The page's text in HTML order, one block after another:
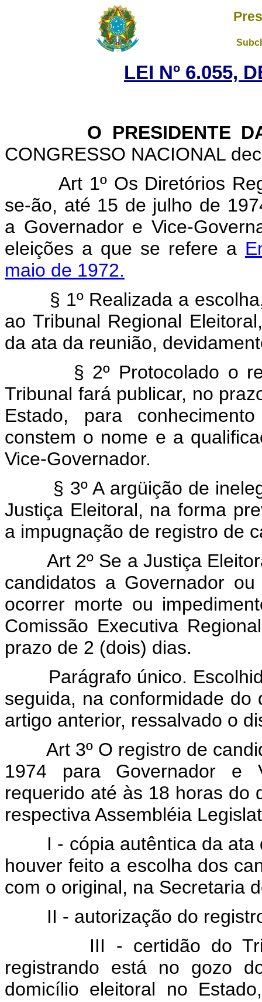
LEI Nº 6.055,
O PRESIDENTE DA
CONGRESSO NACIONAL
Art 1º Os Diretórios
se-ão, até 15 de julho de
a Governador e Vice-
eleições a que se refere a
maio de 1972.
§ 1º Realizada a escolha,
ao Tribunal Regional
da ata da reunião,
§ 2º Protocolado o
Tribunal fará publicar, no
Estado, para
constem o nome e a
Vice-Governador.
§ 3º A argüição de
Justiça Eleitoral, na forma
a impugnação de registro de
Art 2º Se a Justiça
candidatos a Governador
ocorrer morte ou
Comissão Executiva
prazo de 2 (dois) dias.
Parágrafo único.
seguida, na conformidade do
artigo anterior, ressalvado o
Art 3º O registro de
1974 para Governador e
requerido até às 18 horas do
respectiva Assembléia
I - cópia autêntica da ata
houver feito a escolha dos
com o original, na Secretaria
II - autorização do
III - certidão do
registrando está no gozo
domicílio eleitoral no